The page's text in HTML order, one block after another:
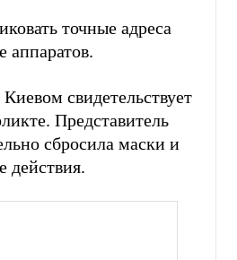
точные адреса
аппаратов.
свидетельствует
Представитель
сбросила маски и
действия.